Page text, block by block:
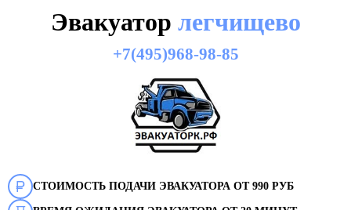
Эвакуатор легчищево
+7(495)968-98-85
СТОИМОСТЬ ПОДАЧИ ЭВАКУАТОРА ОТ 990 РУБ